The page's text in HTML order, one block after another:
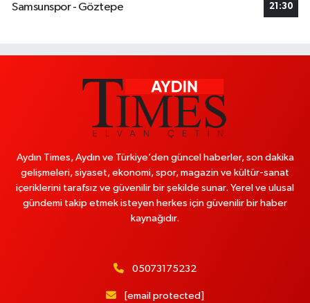
Samsunspor - Göztepe
21:30
Aydın Times, Aydın ve Türkiye’den güncel haberler, son dakika
gelişmeleri, siyaset, ekonomi, spor, magazin ve kültür-sanat
içeriklerini tarafsız ve güvenilir bir şekilde sunar. Yerel ve ulusal
gündemi takip etmek isteyen herkes için güvenilir bir haber
kaynağıdır.
05073175232
[email protected]